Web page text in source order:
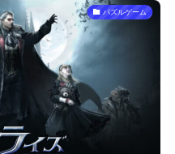
パズルゲーム